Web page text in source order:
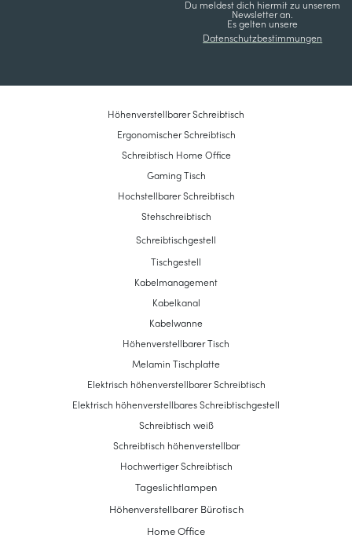
Du meldest dich hiermit zu unserem
Newsletter an.
Es gelten unsere
Datenschutzbestimmungen
Höhenverstellbarer Schreibtisch
Ergonomischer Schreibtisch
Schreibtisch Home Office
Gaming Tisch
Hochstellbarer Schreibtisch
Stehschreibtisch
Schreibtischgestell
Tischgestell
Kabelmanagement
Kabelkanal
Kabelwanne
Höhenverstellbarer Tisch
Melamin Tischplatte
Elektrisch höhenverstellbarer Schreibtisch
Elektrisch höhenverstellbares Schreibtischgestell
Schreibtisch weiß
Schreibtisch höhenverstellbar
Hochwertiger Schreibtisch
Tageslichtlampen
Höhenverstellbarer Bürotisch
Home Office